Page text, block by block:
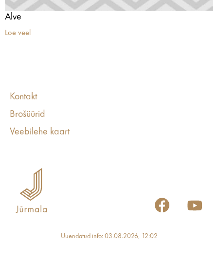
Alve
Loe veel
Kontakt
Brošüürid
Veebilehe kaart
Uuendatud info: 03.08.2026, 12:02